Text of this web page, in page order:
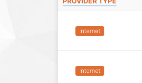
Internet
Internet